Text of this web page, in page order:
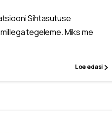
Sihtasutuse
tegeleme. Miks me
Loe edasi